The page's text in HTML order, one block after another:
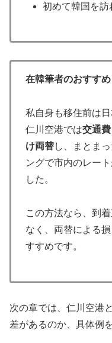
初めて韓国を訪
在韓筆者のおすすめ
私自身も移住前は
仁川空港では交通
け両替し、まとま
ングで市内のレー
した。
この方法なら、到
なく、両替による
すすめです。
次の章では、仁川空港
差があるのか、具体例